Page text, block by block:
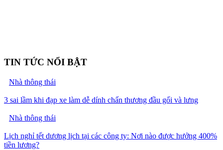
TIN TỨC NỔI BẬT
Nhà thông thái
3 sai lầm khi đạp xe làm dễ dính chấn thương đầu gối và lưng
Nhà thông thái
Lịch nghỉ tết dương lịch tại các công ty: Nơi nào được hưởng 400%
tiền lương?